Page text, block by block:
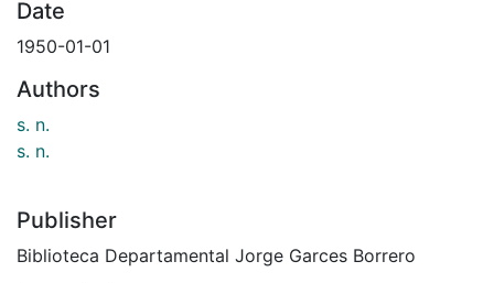
Date
1950-01-01
Authors
s. n.
s. n.
Publisher
Biblioteca Departamental Jorge Garces Borrero